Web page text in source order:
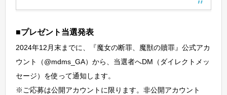
■プレゼント当選発表
2024年12月末までに、『魔女の断罪、魔獣の贖罪』公式アカ
ウント（@mdms_GA）から、当選者へDM（ダイレクトメッ
セージ）を使って通知します。
※ご応募は公開アカウントに限ります。非公開アカウント